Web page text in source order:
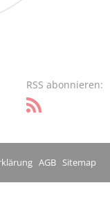
RSS abonnieren:
AGB Sitemap